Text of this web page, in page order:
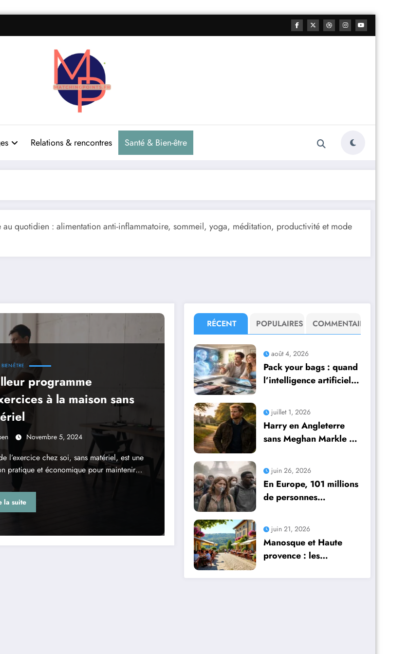
Relations & rencontres Santé & Bien-être
quotidien : alimentation anti-inflammatoire, sommeil, yoga, méditation, productivité et mode
ÊTRE
programme
à la maison sans
Novembre 5, 2024
l’exercice chez soi, sans matériel, est une
pratique et économique pour maintenir…
la suite
RÉCENT POPULAIRES COMMENTAIRE
août 4, 2026
Pack your bags : quand
l’intelligence artificielle
l’organisation de leurs
voyages
juillet 1, 2026
Harry en Angleterre
sans Meghan Markle et
incertain mais plein de
possibilités
juin 26, 2026
En Europe, 101 millions
de personnes
difficultés respiratoires
juin 21, 2026
Manosque et Haute
provence : les
hôtels restaurants et